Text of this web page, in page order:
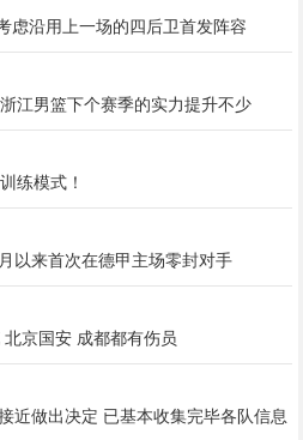
虑沿用上一场的四后卫首发阵容
江男篮下个赛季的实力提升不少
练模式！
以来首次在德甲主场零封对手
京国安 成都都有伤员
近做出决定 已基本收集完毕各队信息